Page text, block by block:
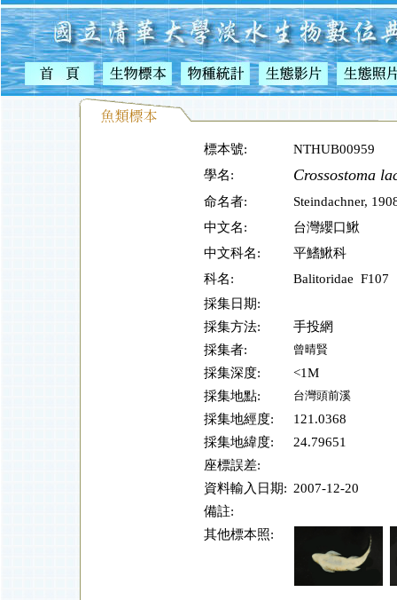
標本號:
NTHUB00959
學名:
Crossostoma
命名者:
Steindachner,
中文名:
台灣纓口鰍
中文科名:
平鰭鰍科
科名:
Balitoridae F107
採集日期:
採集方法:
手投網
採集者:
曾晴賢
採集深度:
<1M
採集地點:
台灣頭前溪
採集地經度:
121.0368
採集地緯度:
24.79651
座標誤差:
資料輸入日期: 2007-12-20
備註:
其他標本照: